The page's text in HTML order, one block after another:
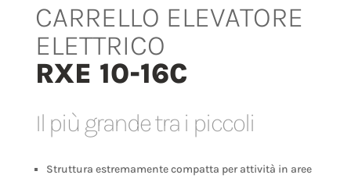
CARRELLO ELEVATORE
ELETTRICO
RXE 10-16C
Il più grande tra i piccoli
Struttura estremamente compatta per attività in aree